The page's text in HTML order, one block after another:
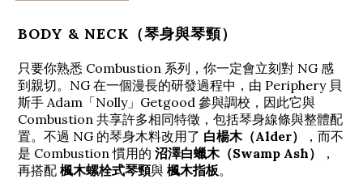
BODY & NECK（琴身與琴頸）
只要你熟悉 Combustion 系列，你一定會立刻對 NG 感
到親切。NG 在一個漫長的研發過程中，由 Periphery 貝
斯手 Adam「Nolly」Getgood 參與調校，因此它與
Combustion 共享許多相同特徵，包括琴身線條與整體配
置。不過 NG 的琴身木料改用了 白楊木（Alder）
，而不
是 Combustion 慣用的 沼澤白蠟木（Swamp Ash）
，
再搭配 楓木螺栓式琴頸與 楓木指板。